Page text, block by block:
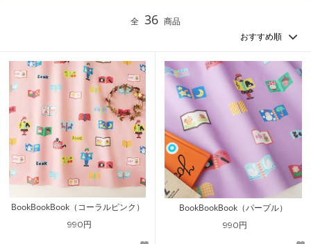
全 36 商品
BookBookBook（コーラルピンク）
990円
BookBookBook（パープル）
990円